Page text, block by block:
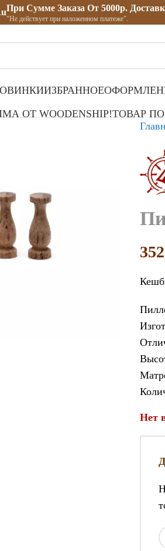
При Сумме Заказа От 5000р.
"Не действует при наложенном платеже".
ИЗБРАННОЕ
ОТ WOODENSHIP!ТОВАР
352
Нет